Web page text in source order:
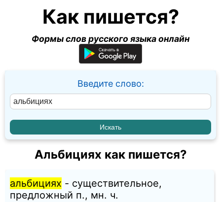
Как пишется?
Формы слов русского языка онлайн
Введите слово:
Альбициях как пишется?
альбициях - существительное,
предложный п., мн. ч.